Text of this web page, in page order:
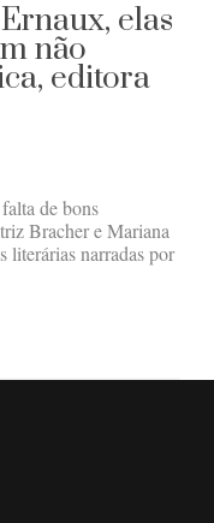
elas
não
editora
de bons
Bracher e Mariana
literárias narradas por